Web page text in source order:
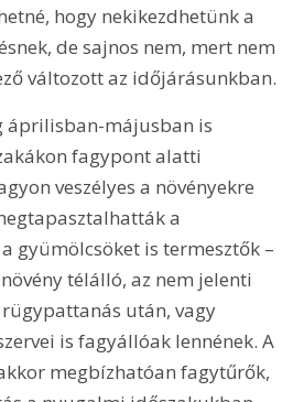
hogy nekikezdhetünk a
de sajnos nem, mert nem
változott az időjárásunkban.
áprilisban-májusban is
fagypont alatti
veszélyes a növényekre
a
gyümölcsöket is termesztők –
télálló, az nem jelenti
után, vagy
is fagyállóak lennének. A
megbízhatóan fagytűrők,